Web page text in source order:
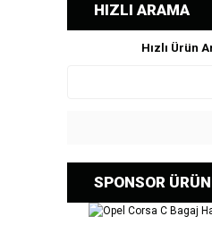
HIZLI ARAMA
Hızlı Ürün
SPONSOR